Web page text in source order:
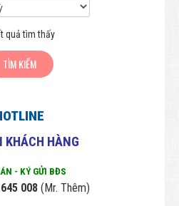
quả tìm thấy
KHÁCH HÀNG
- KÝ GỬI BĐS
008 (Mr. Thêm)